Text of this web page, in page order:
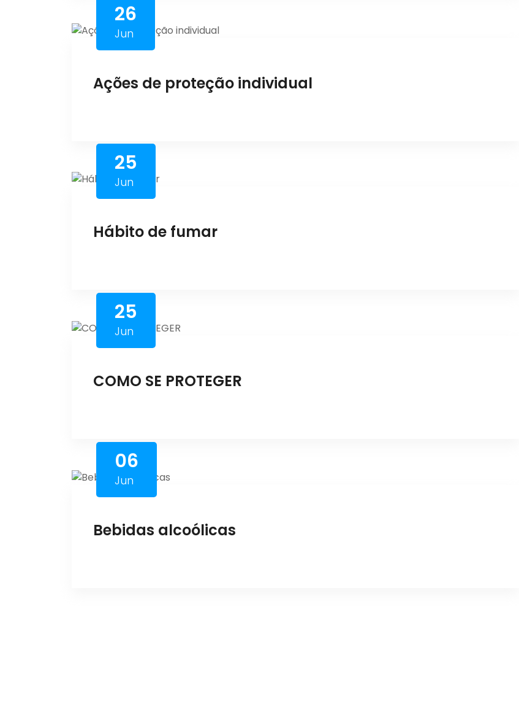
26
Jun
Ações de proteção individual
25
Jun
Hábito de fumar
25
Jun
COMO SE PROTEGER
06
Jun
Bebidas alcoólicas